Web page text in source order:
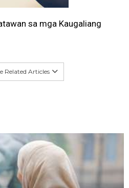
sa mga Kaugaliang
Related Articles